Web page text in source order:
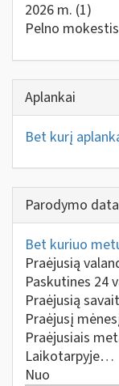
2026 m. (1)
Pelno mokestis
Aplankai
Bet kurį
Parodymo data
Bet kuriuo
Praėjusią
Paskutines 24
Praėjusią
Praėjusį
Praėjusiais
Laikotarpyje…
Nuo